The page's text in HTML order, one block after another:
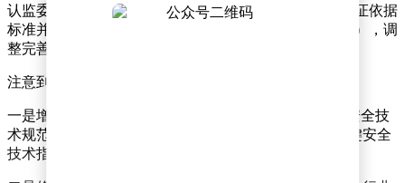
认监委）近日发布《关于增加移动电源等强制性产品认证依据
标准并发布新版实施规则的公告》（以下简称《公告》），调
整完善 CCC 认证实施要求。
注意到，《公告》重点明确了三个方面的内容：
一是增加强制性国家标准 GB 47372—2026《移动电源安全技
术规范》作为 CCC 认证依据，强化热滥用、针刺等关键安全
技术指标的测试考核。